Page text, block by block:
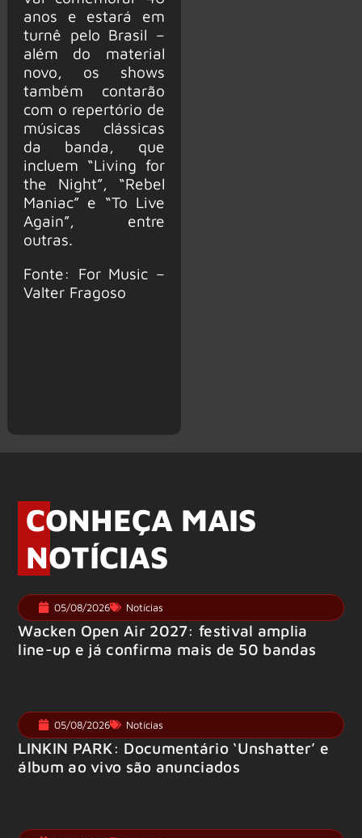
anos e estará em
turnê pelo Brasil –
além do material
novo, os shows
também contarão
com o repertório de
músicas clássicas
da banda, que
incluem “Living for
the Night”, “Rebel
Maniac” e “To Live
Again”, entre
outras.
Fonte: For Music –
Valter Fragoso
CONHEÇA MAIS
NOTÍCIAS
05/08/2026 Notícias
Wacken Open Air 2027: festival amplia
line-up e já confirma mais de 50 bandas
05/08/2026 Notícias
LINKIN PARK: Documentário ‘Unshatter’ e
álbum ao vivo são anunciados